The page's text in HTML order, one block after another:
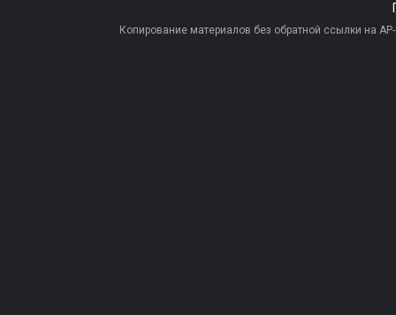
Копирование материалов без обратной ссылки на